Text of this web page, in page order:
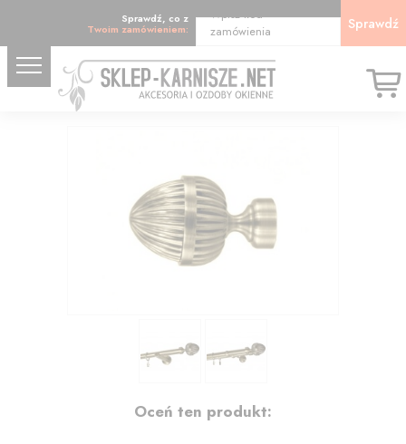
Sprawdź, co z
Twoim zamówieniem:
Wpisz kod
zamówienia
Sprawdź
Oceń ten produkt: